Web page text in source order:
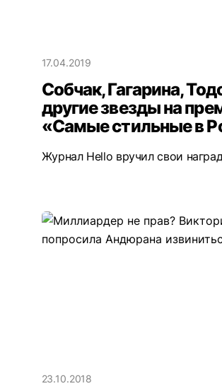
17.04.2019
Собчак, Гагарина,
другие звезды на
«Самые стильные в
Журнал Hello вручил свои
23.10.2018